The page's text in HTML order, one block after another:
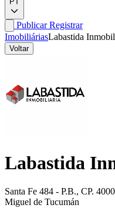
PublicarRegistrar
ImobiliáriasLabastida
Voltar
Labastida
Santa Fe 484 - P.B., CP.
Miguel de Tucumán